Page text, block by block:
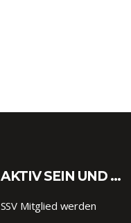
AKTIV SEIN UND …
SSV Mitglied werden